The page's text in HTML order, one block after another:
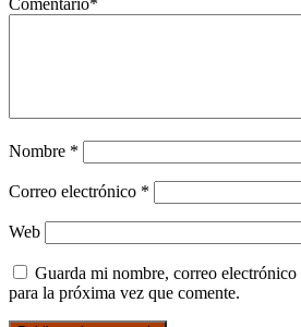
Nombre *
Correo electrónico *
Web
Guarda mi nombre, correo
para la próxima vez que comente.